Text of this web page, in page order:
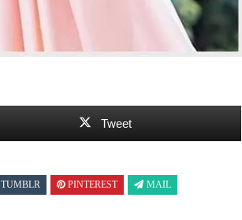
Tweet
TUMBLR PINTEREST MAIL